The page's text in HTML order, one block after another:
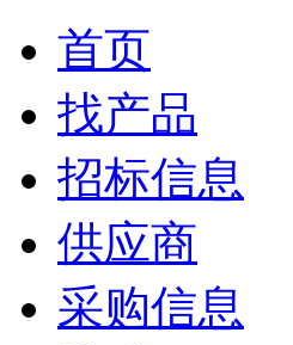
首页
找产品
招标信息
供应商
采购信息